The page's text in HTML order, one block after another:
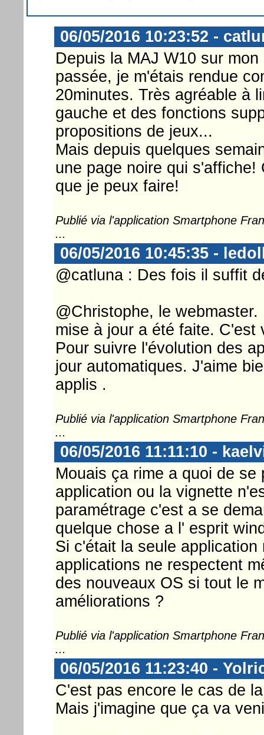
06/05/2016 10:23:52 -
Depuis la MAJ W10 sur
passée, je m'étais rendue
20minutes. Très agréable à
gauche et des fonctions
propositions de jeux...
Mais depuis quelques
une page noire qui
que je peux faire!
Publié via l'application Smartphone
...
06/05/2016 10:45:35 -
@catluna : Des fois il suffit
@Christophe, le
mise à jour a été faite. C'est
Pour suivre l'évolution des
jour automatiques. J'aime
applis .
Publié via l'application Smartphone
...
06/05/2016 11:11:10 -
Mouais ça rime a quoi de
application ou la vignette
paramétrage c'est a se
quelque chose a l' esprit
Si c'était la seule
applications ne respectent
des nouveaux OS si tout le
améliorations ?
Publié via l'application Smartphone
...
06/05/2016 11:23:40 -
C'est pas encore le cas de
Mais j'imagine que ça va